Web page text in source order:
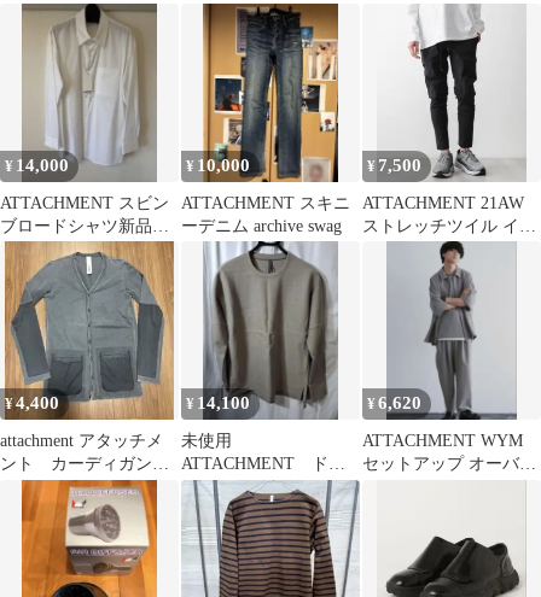
エスト イージーパンツ
ッチショーツハーフパ
ンツ ショートパンツ 2
ネイビー /ES ■OS ■SH
¥ 14,000
ATTACHMENT スビン
ブロードシャツ新品未
¥ 10,000
ATTACHMENT スキニ
ーデニム archive swag
¥ 7,500
ATTACHMENT 21AW
ストレッチツイル イー
ジーバイカー カーゴパ
¥4,400
attachment アタッチメ
ント カーディガン
ダークウェア
¥ 14,100
未使用
ATTACHMENT ドロ
ップショルダー カシ
ミア込み カーキグレ
イ
¥6,620
ATTACHMENT WYM
セットアップ オーバー